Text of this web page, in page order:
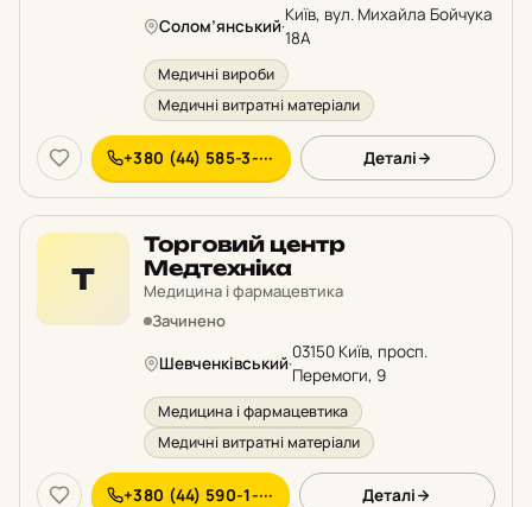
Солом’янський·
Київ, вул. Михайла Бойчука
18А
Медичні вироби
Медичні витратні матеріали
+380 (44) 585-3-··· Деталі
Т
Торговий центр
Медтехніка
Медицина і фармацевтика
Зачинено
Шевченківський·
03150 Київ, просп.
Перемоги, 9
Медицина і фармацевтика
Медичні витратні матеріали
+380 (44) 590-1-··· Деталі